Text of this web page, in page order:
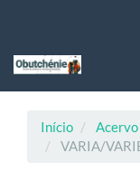
principal
Início Acervo
VARIA/